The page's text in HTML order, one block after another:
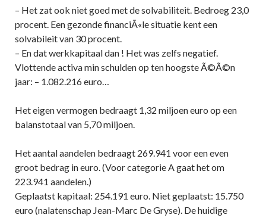
– Het zat ook niet goed met de solvabiliteit. Bedroeg 23,0
procent. Een gezonde financiÃ«le situatie kent een
solvabileit van 30 procent.
– En dat werkkapitaal dan ! Het was zelfs negatief.
Vlottende activa min schulden op ten hoogste Ã©Ã©n
jaar: – 1.082.216 euro…
Het eigen vermogen bedraagt 1,32 miljoen euro op een
balanstotaal van 5,70 miljoen.
Het aantal aandelen bedraagt 269.941 voor een even
groot bedrag in euro. (Voor categorie A gaat het om
223.941 aandelen.)
Geplaatst kapitaal: 254.191 euro. Niet geplaatst: 15.750
euro (nalatenschap Jean-Marc De Gryse). De huidige